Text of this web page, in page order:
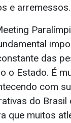
e arremessos.
das
o Estado. É
com
do Brasil
que muitos